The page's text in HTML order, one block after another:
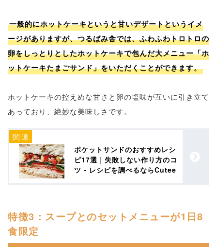
一般的にホットケーキというと甘いデザートというイメ
ージがありますが、つるばみ舎では、ふわふわトロトロの
卵をしっとりとしたホットケーキで包んだ大メニュー「ホ
ットケーキたまごサンド」をいただくことができます。
ホットケーキの控えめな甘さと卵の塩味が互いに引き立て
あっており、絶妙な美味しさです。
ポケットサンドのおすすめレシ
ピ17選｜失敗しない作り方のコ
ツ - レシピを調べるならCutee
特徴3：スープとのセットメニューが1日8
食限定